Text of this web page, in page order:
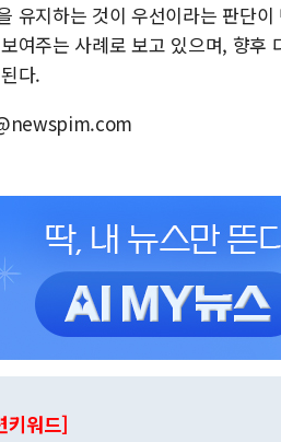
유지하는 것이 우선이라는 판단
여주는 사례로 보고 있으며, 향후
다.
키워드]